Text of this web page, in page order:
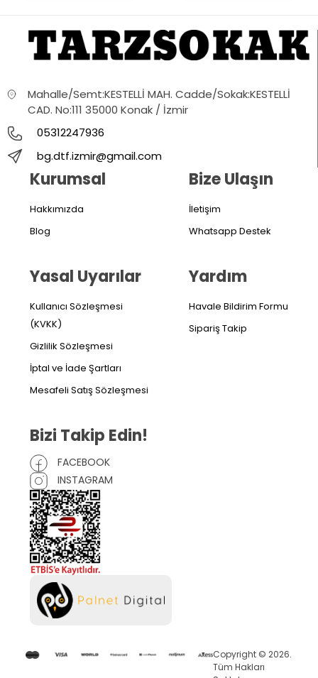
Mahalle/Semt:KESTELLİ MAH. Cadde/Sokak:KESTELLİ
CAD. No:111 35000 Konak / İzmir
05312247936
bg.dtf.izmir@gmail.com
Kurumsal
Hakkımızda
Blog
Yasal Uyarılar
Kullanıcı Sözleşmesi
(KVKK)
Gizlilik Sözleşmesi
İptal ve İade Şartları
Mesafeli Satış Sözleşmesi
Bize Ulaşın
İletişim
Whatsapp Destek
Yardım
Havale Bildirim Formu
Sipariş Takip
Bizi Takip Edin!
FACEBOOK
INSTAGRAM
Copyright © 2026.
Tüm Hakları